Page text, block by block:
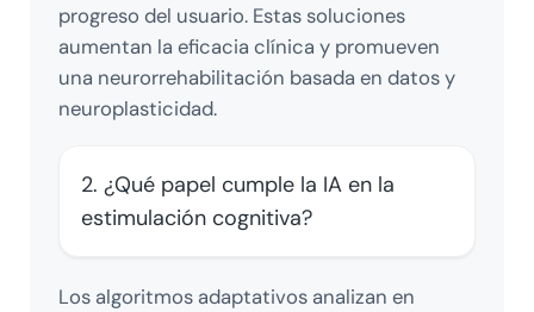
progreso del usuario. Estas soluciones
aumentan la eficacia clínica y promueven
una neurorrehabilitación basada en datos y
neuroplasticidad.
2. ¿Qué papel cumple la IA en la
estimulación cognitiva?
Los algoritmos adaptativos analizan en